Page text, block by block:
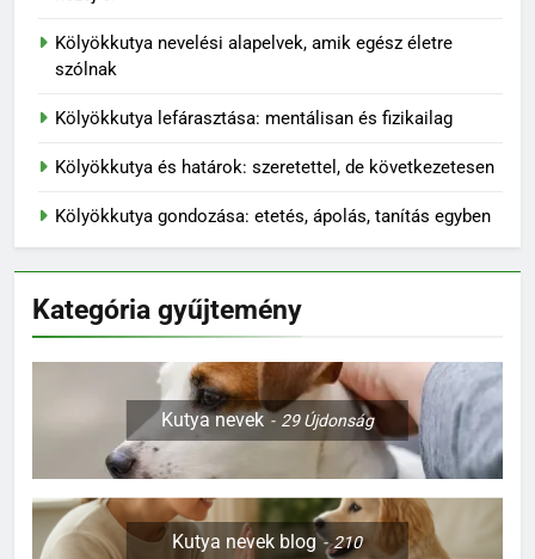
Kölyökkutya nevelési alapelvek, amik egész életre
szólnak
Kölyökkutya lefárasztása: mentálisan és fizikailag
Kölyökkutya és határok: szeretettel, de következetesen
Kölyökkutya gondozása: etetés, ápolás, tanítás egyben
Kategória gyűjtemény
Kutya nevek 29Újdonság
Kutya nevek blog
210